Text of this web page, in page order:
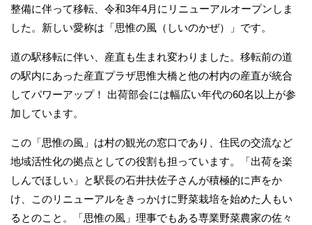
整備に伴って移転、令和3年4月にリニューアルオープンしま
した。新しい愛称は「思惟の風（しいのかぜ）」です。
道の駅移転に伴い、産直も生まれ変わりました。移転前の道
の駅内にあった産直プラザ思惟大橋と他の村内の産直が統合
してパワーアップ！ 出荷部会には幅広い年代の60名以上が参
加しています。
この「思惟の風」は村の観光の窓口であり、住民の交流など
地域活性化の拠点としての役割も担っています。「出荷を楽
しんでほしい」と駅長の石井扶佐子さんが積極的に声をか
け、このリニューアルをきっかけに野菜栽培を始めた人もい
るとのこと。「思惟の風」理事でもある専業野菜農家の佐々